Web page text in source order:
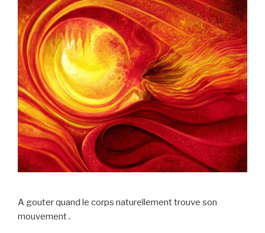
A gouter quand le corps naturellement trouve son
mouvement.